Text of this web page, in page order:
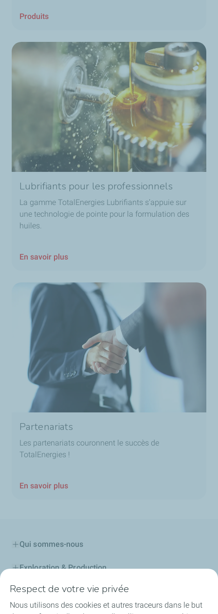
Produits
Lubrifiants pour les professionnels
La gamme TotalEnergies Lubrifiants s’appuie sur
une technologie de pointe pour la formulation des
huiles.
En savoir plus
Partenariats
Les partenariats couronnent le succès de
TotalEnergies !
En savoir plus
Qui sommes-nous
Exploration & Production
Stations Service
Respect de votre vie privée
Nous utilisons des cookies et autres traceurs dans le but